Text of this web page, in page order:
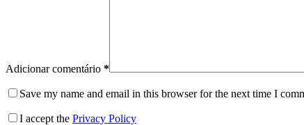
Adicionar comentário *
Save my name and email in this browser for the next time I
I accept the Privacy Policy